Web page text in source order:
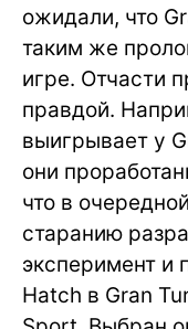
ожидали, что
таким же
игре. Отчасти
правдой.
выигрывает у
они
что в
старанию
эксперимент и
Hatch в Gran